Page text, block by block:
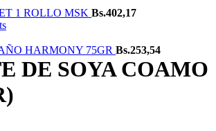
1 ROLLO MSK Bs.402,17
HARMONY 75GR Bs.253,54
DE SOYA COAMO